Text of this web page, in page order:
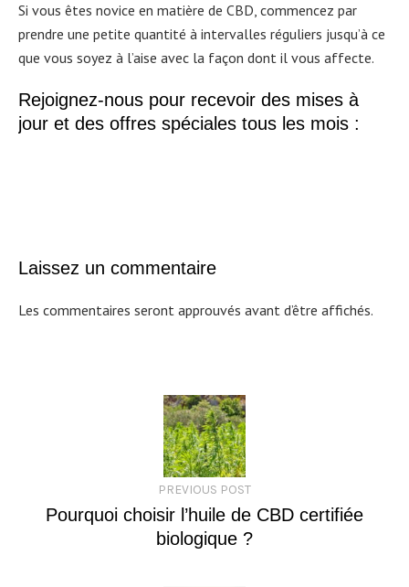
Si vous êtes novice en matière de CBD, commencez par
prendre une petite quantité à intervalles réguliers jusqu’à ce
que vous soyez à l’aise avec la façon dont il vous affecte.
Rejoignez-nous pour recevoir des mises à
jour et des offres spéciales tous les mois :
Laissez un commentaire
Les commentaires seront approuvés avant d’être affichés.
PREVIOUS POST
Pourquoi choisir l’huile de CBD certifiée
biologique ?